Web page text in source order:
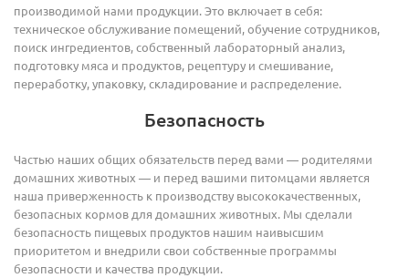
производимой нами продукции. Это включает в себя:
техническое обслуживание помещений, обучение сотрудников,
поиск ингредиентов, собственный лабораторный анализ,
подготовку мяса и продуктов, рецептуру и смешивание,
переработку, упаковку, складирование и распределение.
Безопасность
Частью наших общих обязательств перед вами — родителями
домашних животных — и перед вашими питомцами является
наша приверженность к производству высококачественных,
безопасных кормов для домашних животных. Мы сделали
безопасность пищевых продуктов нашим наивысшим
приоритетом и внедрили свои собственные программы
безопасности и качества продукции.